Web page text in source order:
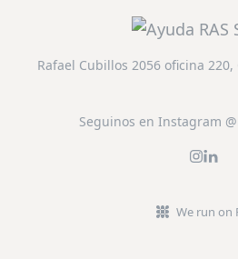
Rafael Cubillos 2056 oficina
Seguinos en Instagram
We run on